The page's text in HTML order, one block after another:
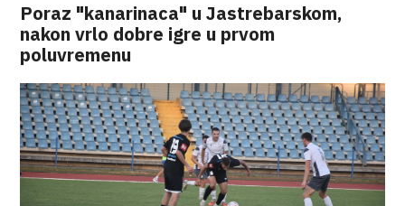
Poraz "kanarinaca" u Jastrebarskom,
nakon vrlo dobre igre u prvom
poluvremenu